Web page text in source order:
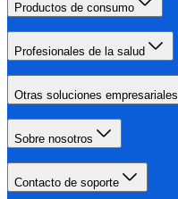
Productos de consumo
Profesionales de la salud
Otras soluciones empresariales
Sobre nosotros
Contacto de soporte